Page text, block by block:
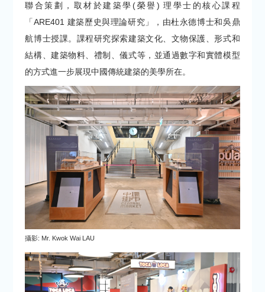
聯合策劃，取材於建築學(榮譽) 理學士的核心課程
「ARE401 建築歷史與理論研究」，由杜永德博士和吳鼎
航博士授課。課程研究探索建築文化、文物保護、形式和
結構、建築物料、禮制、儀式等，並通過數字和實體模型
的方式進一步展現中國傳統建築的美學所在。
攝影: Mr. Kwok Wai LAU